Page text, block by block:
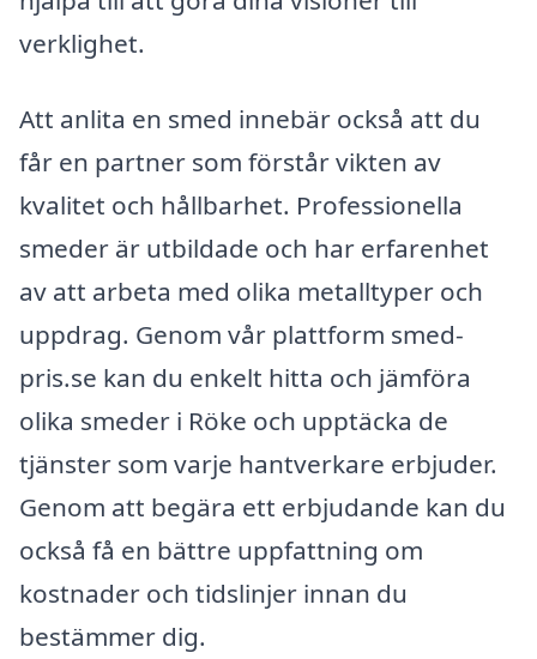
verklighet.
Att anlita en smed innebär också att du
får en partner som förstår vikten av
kvalitet och hållbarhet. Professionella
smeder är utbildade och har erfarenhet
av att arbeta med olika metalltyper och
uppdrag. Genom vår plattform smed-
pris.se kan du enkelt hitta och jämföra
olika smeder i Röke och upptäcka de
tjänster som varje hantverkare erbjuder.
Genom att begära ett erbjudande kan du
också få en bättre uppfattning om
kostnader och tidslinjer innan du
bestämmer dig.